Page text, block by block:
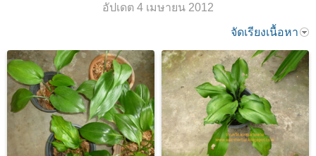
อัปเดต 4 เมษายน 2012
จัดเรียงเนื้อหา